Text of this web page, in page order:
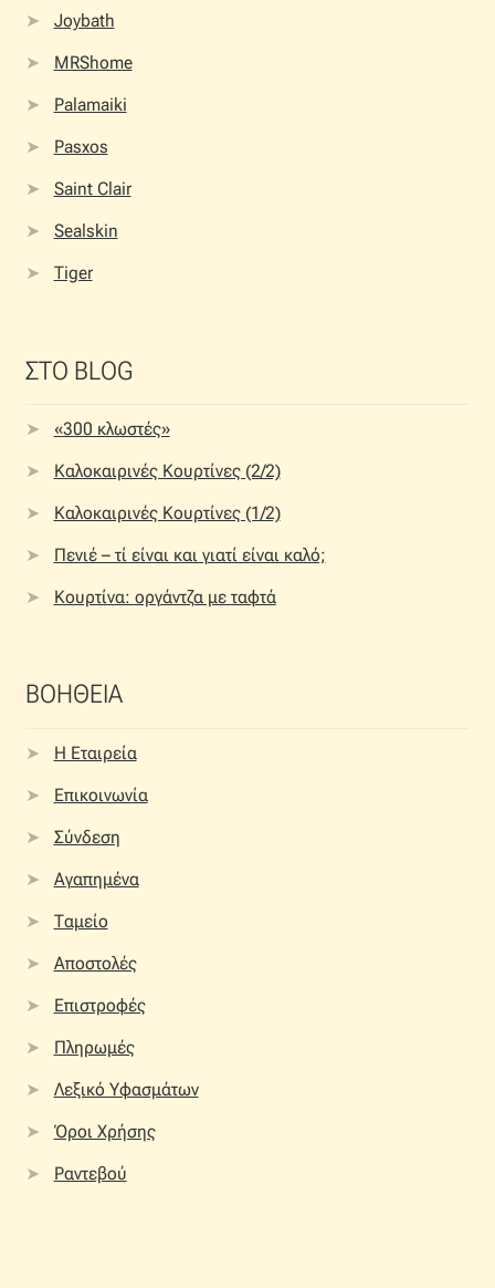
Joybath
MRShome
Palamaiki
Pasxos
Saint Clair
Sealskin
Tiger
ΣΤΟ BLOG
«300 κλωστές»
Καλοκαιρινές Κουρτίνες (2/2)
Καλοκαιρινές Κουρτίνες (1/2)
Πενιέ – τί είναι και γιατί είναι καλό;
Κουρτίνα: οργάντζα με ταφτά
ΒΟΗΘΕΙΑ
Η Εταιρεία
Επικοινωνία
Σύνδεση
Αγαπημένα
Ταμείο
Αποστολές
Επιστροφές
Πληρωμές
Λεξικό Υφασμάτων
Όροι Χρήσης
Ραντεβού